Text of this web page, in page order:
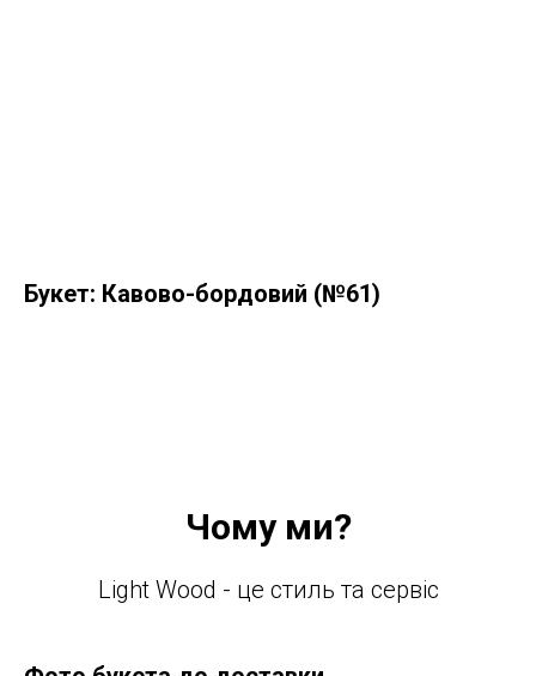
Букет: Кавово-бордовий (№61)
Чому ми?
Light Wood - це стиль та сервіс